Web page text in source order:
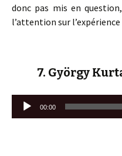
donc pas mis en
l’attention sur
7. György
Lecteur
audio
00:00